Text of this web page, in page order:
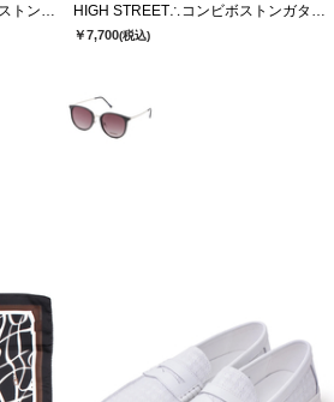
HIGH STREET∴クラシックボストンガタサングラス HIGH STREET∴コンビボストンガタサングラス
￥7,700(税込)